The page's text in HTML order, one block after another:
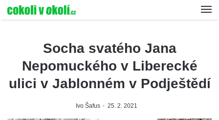
Socha svatého Jana
Nepomuckého v Liberecké
ulici v Jablonném v Podještědí
Ivo Šafus 25. 2. 2021